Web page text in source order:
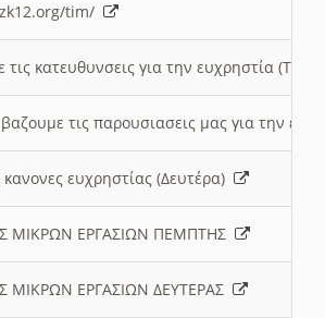
tim/
τις κατευθυνσεις για την ευχρηστία
τις παρουσιασεις μας για την
ευχρηστίας (Δευτέρα)
ΜΙΚΡΩΝ ΕΡΓΑΣΙΩΝ ΠΕΜΠΤΗΣ
ΜΙΚΡΩΝ ΕΡΓΑΣΙΩΝ ΔΕΥΤΕΡΑΣ